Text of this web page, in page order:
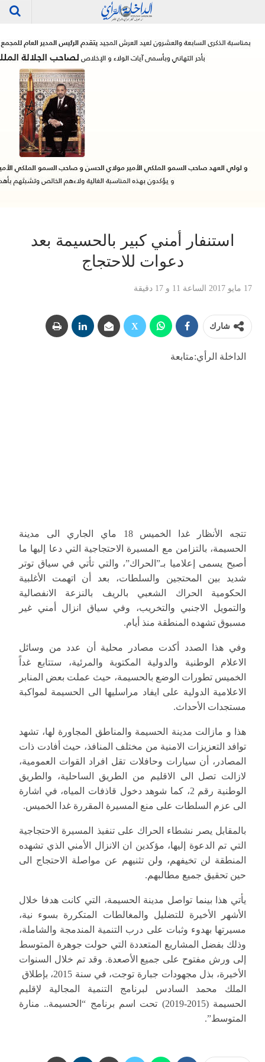
استنفار أمني كبير بالحسيمة بعد
دعوات للاحتجاج
17 مايو 2017 الساعة 11 و 17 دقيقة
شارك
الداخلة الرأي:متابعة
تتجه الأنظار غدا الخميس 18 ماي الجاري الى مدينة
الحسيمة، بالتزامن مع المسيرة الاحتجاجية التي دعا إليها ما
أصبح يسمى إعلاميا بـ”الحراك”، والتي تأتي في سياق توتر
شديد بين المحتجين والسلطات، بعد أن اتهمت الأغلبية
الحكومية الحراك الشعبي بالريف بالنزعة الانفصالية
والتمويل الاجنبي والتخريب، وفي سياق انزال أمني غير
مسبوق تشهده المنطقة منذ أيام.
وفي هذا الصدد أكدت مصادر محلية أن عدد من وسائل
الاعلام الوطنية والدولية المكتوبة والمرئية، ستتابع غداً
الخميس تطورات الوضع بالحسيمة، حيث عملت بعض المنابر
الاعلامية الدولية على ايفاد مراسليها الى الحسيمة لمواكبة
مستجدات الأحداث.
هذا و مازالت مدينة الحسيمة والمناطق المجاورة لها، تشهد
توافد التعزيزات الامنية من مختلف المنافذ، حيث أفادت ذات
المصادر، أن سيارات وحافلات تقل افراد القوات العمومية،
لازالت تصل الى الاقليم من الطريق الساحلية، والطريق
الوطنية رقم 2، كما شوهد دخول قاذفات المياه، في اشارة
الى عزم السلطات على منع المسيرة المقررة غدا الخميس.
بالمقابل يصر نشطاء الحراك على تنفيذ المسيرة الاحتجاجية
التي تم الدعوة إليها، مؤكدين ان الانزال الأمني الذي تشهده
المنطقة لن تخيفهم، ولن تثنيهم عن مواصلة الاحتجاج الى
حين تحقيق جميع مطالبهم.
يأتي هذا بينما تواصل مدينة الحسيمة، التي كانت هدفا خلال
الأشهر الأخيرة للتضليل والمغالطات المتكررة بسوء نية،
مسيرتها بهدوء وثبات على درب التنمية المندمجة والشاملة،
وذلك بفضل المشاريع المتعددة التي حولت جوهرة المتوسط
إلى ورش مفتوح على جميع الأصعدة. وقد تم خلال السنوات
الأخيرة، بذل مجهودات جبارة توجت، في سنة 2015، بإطلاق
الملك محمد السادس لبرنامج التنمية المجالية لإقليم
الحسيمة (2015-2019) تحت اسم برنامج “الحسيمة.. منارة
المتوسط”.